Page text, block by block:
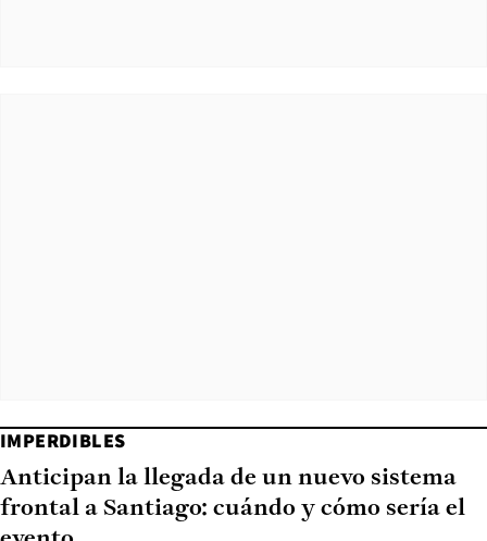
IMPERDIBLES
Anticipan la llegada de un nuevo sistema
frontal a Santiago: cuándo y cómo sería el